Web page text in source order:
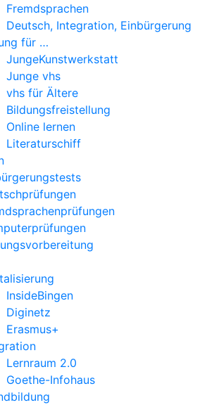
Fremdsprachen
Deutsch, Integration, Einbürgerung
für …
JungeKunstwerkstatt
Junge vhs
vhs für Ältere
Bildungsfreistellung
Online lernen
Literaturschiff
InsideBingen
Diginetz
Erasmus+
Lernraum 2.0
Goethe-Infohaus